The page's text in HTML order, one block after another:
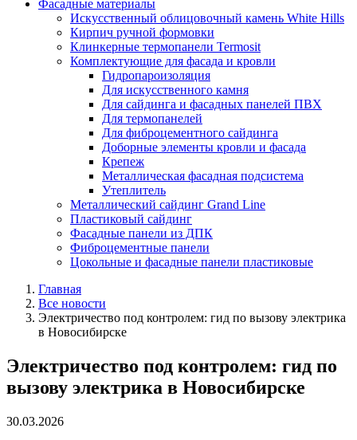
Фасадные материалы
Искусственный облицовочный камень White Hills
Кирпич ручной формовки
Клинкерные термопанели Termosit
Комплектующие для фасада и кровли
Гидропароизоляция
Для искусственного камня
Для сайдинга и фасадных панелей ПВХ
Для термопанелей
Для фиброцементного сайдинга
Доборные элементы кровли и фасада
Крепеж
Металлическая фасадная подсистема
Утеплитель
Металлический сайдинг Grand Line
Пластиковый сайдинг
Фасадные панели из ДПК
Фиброцементные панели
Цокольные и фасадные панели пластиковые
Главная
Все новости
Электричество под контролем: гид по вызову электрика
в Новосибирске
Электричество под контролем: гид по
вызову электрика в Новосибирске
30.03.2026